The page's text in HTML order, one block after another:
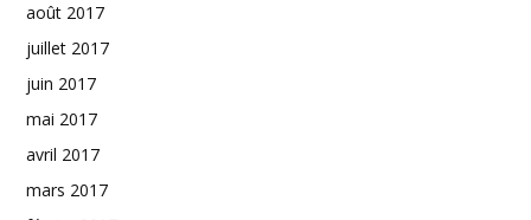
août 2017
juillet 2017
juin 2017
mai 2017
avril 2017
mars 2017